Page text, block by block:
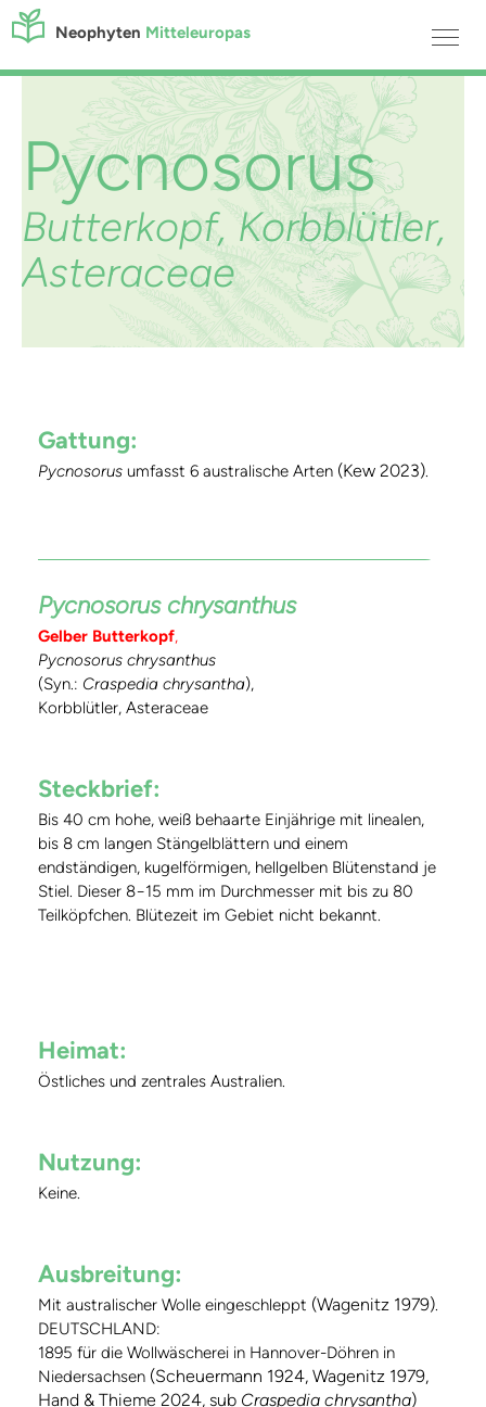
Neophyten Mitteleuropas
Pycnosorus
Butterkopf, Korbblütler,
Asteraceae
Gattung:
Pycnosorus umfasst 6 australische Arten (Kew 2023).
Pycnosorus chrysanthus
Gelber Butterkopf,
Pycnosorus chrysanthus
(Syn.: Craspedia chrysantha),
Korbblütler, Asteraceae
Steckbrief:
Bis 40 cm hohe, weiß behaarte Einjährige mit linealen,
bis 8 cm langen Stängelblättern und einem
endständigen, kugelförmigen, hellgelben Blütenstand je
Stiel. Dieser 8−15 mm im Durchmesser mit bis zu 80
Teilköpfchen. Blütezeit im Gebiet nicht bekannt.
Heimat:
Östliches und zentrales Australien.
Nutzung:
Keine.
Ausbreitung:
Mit australischer Wolle eingeschleppt (Wagenitz 1979).
DEUTSCHLAND:
1895 für die Wollwäscherei in Hannover-Döhren in
Niedersachsen (Scheuermann 1924, Wagenitz 1979,
Hand & Thieme 2024, sub Craspedia chrysantha)